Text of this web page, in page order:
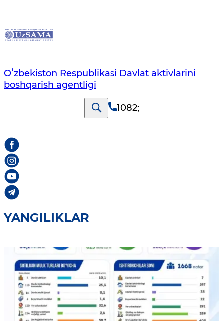
Oʻzbekiston Respublikasi Davlat aktivlarini
boshqarish agentligi
1082;
YANGILIKLAR